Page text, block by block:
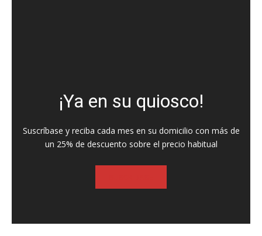
¡Ya en su quiosco!
Suscríbase y reciba cada mes en su domicilio con más de
un 25% de descuento sobre el precio habitual